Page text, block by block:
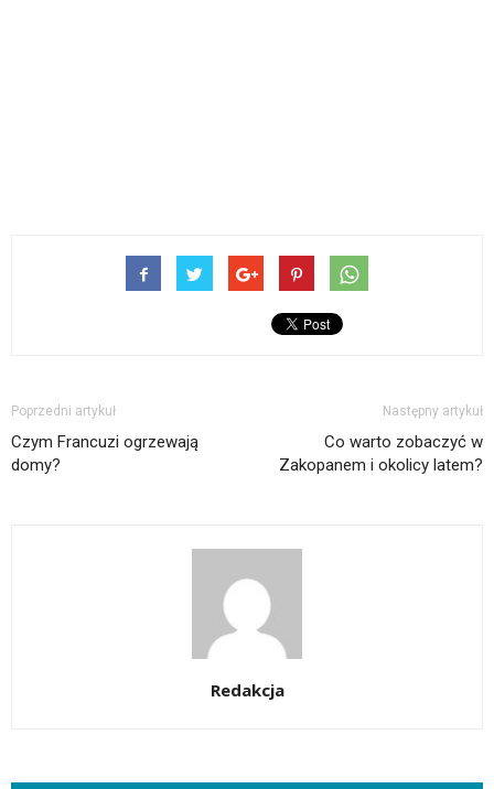
Poprzedni artykuł
Czym Francuzi ogrzewają
domy?
Następny artykuł
Co warto zobaczyć w
Zakopanem i okolicy latem?
Redakcja